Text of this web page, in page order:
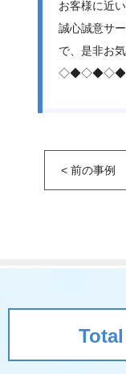
お客様に近
誠心誠意サ
で、是非お
< 前の事例